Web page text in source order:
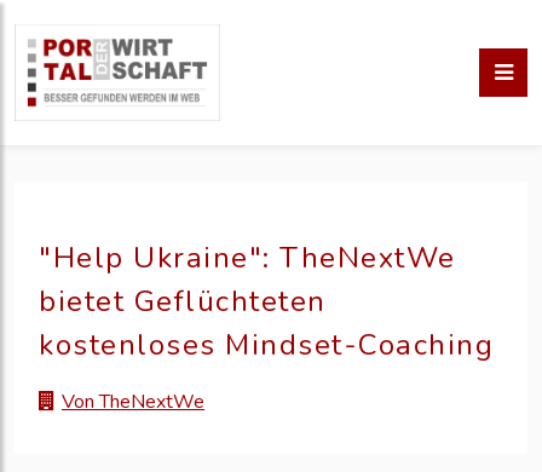
"Help Ukraine": TheNextWe
bietet Geflüchteten
kostenloses Mindset-Coaching
Von TheNextWe